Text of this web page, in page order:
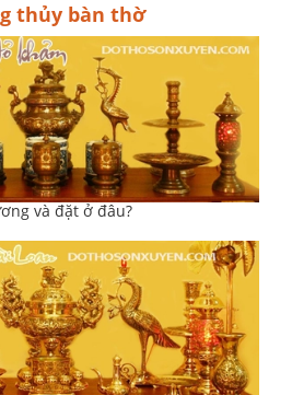
thủy bàn thờ
và đặt ở đâu?